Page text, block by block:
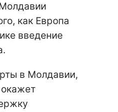
как Европа
введение
в Молдавии,